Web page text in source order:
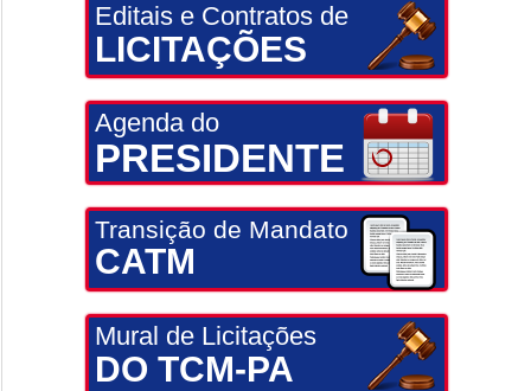
Editais e Contratos de
LICITAÇÕES
Agenda do
PRESIDENTE
Transição de Mandato
CATM
Mural de Licitações
DO TCM-PA